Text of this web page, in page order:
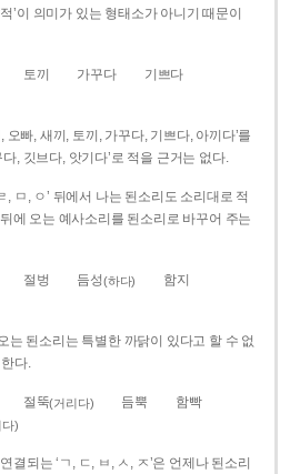
’이 의미가 있는 형태소가 아니기 때문이
토끼 가꾸다
기쁘다
오빠, 새끼, 토끼, 가꾸다, 기쁘다, 아끼다’를
, 깃브다, 앗기다’로 적을 근거는 없다.
, ㅁ, ㅇ’ 뒤에서 나는 된소리도 소리대로 적
뒤에 오는 예사소리를 된소리로 바꾸어 주는
절벙 듬성(하다)
함지
는 된소리는 특별한 까닭이 있다고 할 수 없
다.
절뚝(거리다) 듬뿍
함빡
)
결되는 ‘ㄱ, ㄷ, ㅂ, ㅅ, ㅈ’은 언제나 된소리